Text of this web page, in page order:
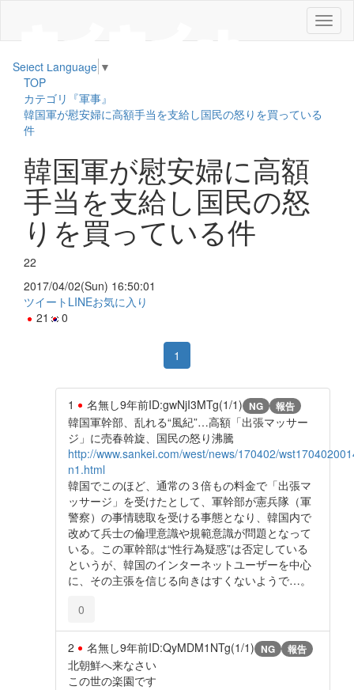
メ
ニ
Select Language ▼
TOP
カテゴリ『軍事』
韓国軍が慰安婦に高額手当を支給し国民の怒りを買っている
件
韓国軍が慰安婦に高額
手当を支給し国民の怒
りを買っている件
22
2017/04/02(Sun) 16:50:01
ツイート LINEお気に入り
21
0
1
1 名無し9年前ID:gwNjI3MTg(1/1) NG 報告
韓国軍幹部、乱れる“風紀”…高額「出張マッサー
ジ」に売春斡旋、国民の怒り沸騰
http://www.sankei.com/west/news/170402/
n1.html
韓国でこのほど、通常の３倍もの料金で「出張マ
ッサージ」を受けたとして、軍幹部が憲兵隊（軍
警察）の事情聴取を受ける事態となり、韓国内で
改めて兵士の倫理意識や規範意識が問題となって
いる。この軍幹部は“性行為疑惑”は否定している
というが、韓国のインターネットユーザーを中心
に、その主張を信じる向きはすくないようで…。
0
2 名無し9年前ID:QyMDM1NTg(1/1) NG 報告
北朝鮮へ来なさい
この世の楽園です